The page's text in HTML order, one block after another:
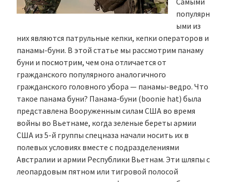
популярн
ыми из
них являются патрульные кепки, кепки операторов и
панамы-буни. В этой статье мы рассмотрим панаму
буни и посмотрим, чем она отличается от
гражданского популярного аналогичного
гражданского головного убора — панамы-ведро. Что
такое панама буни? Панама-буни (boonie hat) была
представлена Вооруженным силам США во время
войны во Вьетнаме, когда зеленые береты армии
США из 5-й группы спецназа начали носить их в
полевых условиях вместе с подразделениями
Австралии и армии Республики Вьетнам. Эти шляпы с
леопардовым пятном или тигровой полосой